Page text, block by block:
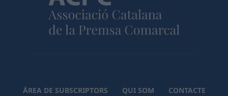
ÀREA DE SUBSCRIPTORS QUI SOM
CONTACTE